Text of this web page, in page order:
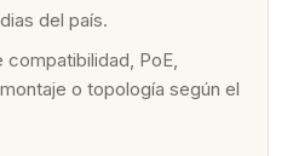
del país.
PoE,
o topología según el